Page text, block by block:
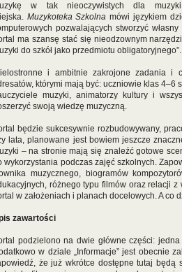
w tak nieoczywistych dla
Muzykoteka Szkolna mówi językiem
pozwalających stworzyć
ma szansę stać się nieodzownym
do szkół jako przedmiotu obligatoryjnego”.
i ambitnie zakrojone zadania i
którymi mają być: uczniowie klas 4–6
muzyki, animatorzy kultury i
swoją wiedzę muzyczną.
będzie sukcesywnie rozbudowywany,
lata, planowane jest bowiem jeszcze
– na stronie mają się znaleźć gotowe
wykorzystania podczas zajęć szkolnych.
muzycznego, biogramów
różnego typu filmów oraz relacji z
w założeniach i planach docelowych. A co
zawartości
podzielono na dwie główne części:
w dziale „Informacje” jest obecnie
że już wkrótce dostępne tutaj będą